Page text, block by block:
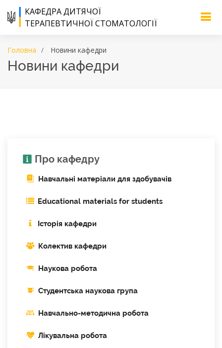
КАФЕДРА ДИТЯЧОЇ
ТЕРАПЕВТИЧНОЇ СТОМАТОЛОГІЇ
Головна Новини кафедри
Новини кафедри
Про кафедру
Навчальні матеріали для здобувачів
Educational materials for students
Історія кафедри
Колектив кафедри
Наукова робота
Cтудентська наукова група
Навчально-методична робота
Лікувальна робота